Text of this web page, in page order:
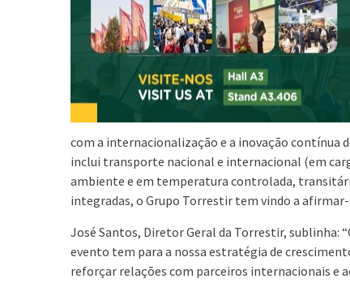
com a internacionalização e a inovação contínua
inclui transporte nacional e internacional (em
ambiente e em temperatura controlada,
integradas, o Grupo Torrestir tem vindo a
José Santos, Diretor Geral da Torrestir, sublinha:
evento tem para a nossa estratégia de
reforçar relações com parceiros internacionais e